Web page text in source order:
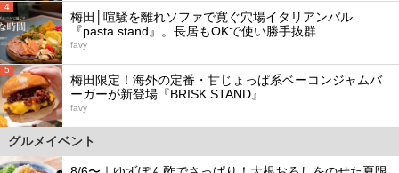
4
梅田│喧騒を離れソファで寛ぐ穴場イタリアンバル
『pasta stand』。長居もOKで使い勝手抜群
favy
5
梅田限定！海外の定番・甘じょっぱ系ベーコンジャムバ
ーガーが新登場『BRISK STAND』
favy
グルメイベント